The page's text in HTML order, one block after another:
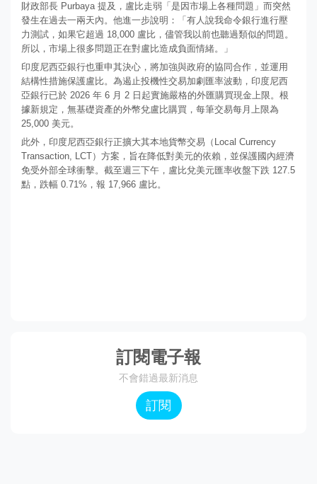
財政部長 Purbaya 提及，盧比走弱「是因市場上各種問題」而突然
發生在過去一兩天內。他進一步說明：「有人說我命令銀行進行壓
力測試，如果它超過 18,000 盧比，儘管我以前也聽過類似的問題。
所以，市場上很多問題正在對盧比造成負面情緒。」
印度尼西亞銀行也重申其決心，將加強與政府的協同合作，並運用
結構性措施保護盧比。為遏止投機性交易加劇匯率波動，印度尼西
亞銀行已於 2026 年 6 月 2 日起實施嚴格的外匯購買現金上限。根
據新規定，無基礎資產的外幣兌盧比購買，每筆交易每月上限為
25,000 美元。
此外，印度尼西亞銀行正擴大其本地貨幣交易（Local Currency
Transaction, LCT）方案，旨在降低對美元的依賴，並保護國內經濟
免受外部全球衝擊。截至週三下午，盧比兌美元匯率收盤下跌 127.5
點，跌幅 0.71%，報 17,966 盧比。
訂閱電子報
不會錯過最新消息
訂閱